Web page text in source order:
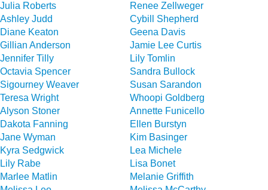
Julia Roberts
Renee Zellweger
Ashley Judd
Cybill Shepherd
Diane Keaton
Geena Davis
Gillian Anderson
Jamie Lee Curtis
Jennifer Tilly
Lily Tomlin
Octavia Spencer
Sandra Bullock
Sigourney Weaver
Susan Sarandon
Teresa Wright
Whoopi Goldberg
Alyson Stoner
Annette Funicello
Dakota Fanning
Ellen Burstyn
Jane Wyman
Kim Basinger
Kyra Sedgwick
Lea Michele
Lily Rabe
Lisa Bonet
Marlee Matlin
Melanie Griffith